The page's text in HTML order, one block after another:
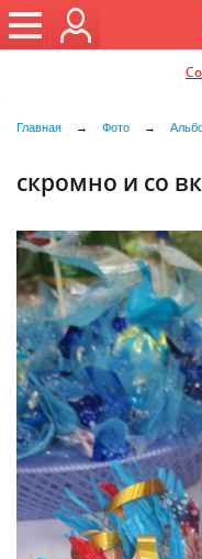
Главная → Фото →
скромно и со